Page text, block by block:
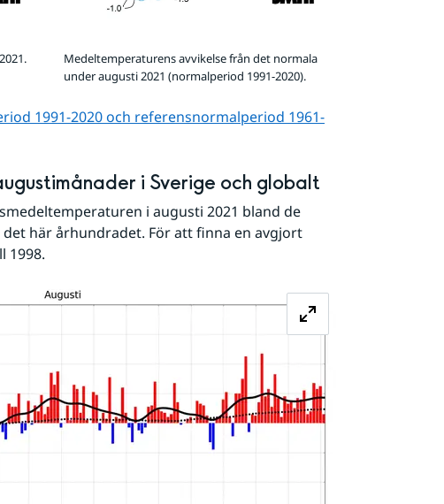
Medeltemperaturens avvikelse från det normala
under augusti 2021 (normalperiod 1991-2020).
1991-2020 och referens­normalperiod 1961-
i Sverige och globalt
i augusti 2021 bland de
här århundradet. För att finna en avgjort
1998.